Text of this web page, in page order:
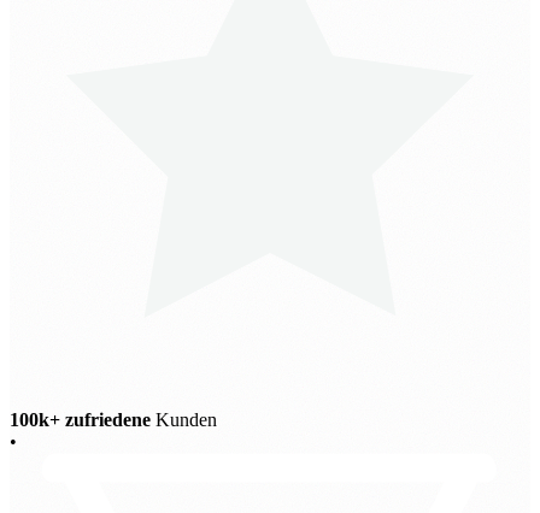
100k+ zufriedene Kunden
•